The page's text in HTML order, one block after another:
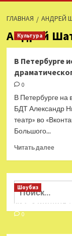
ГЛАВНАЯ АНДРЕЙ
Андрей
Культура
В Петербурге
0
В Петербурге на
БДТ Александр
театр» во
Большого...
Читать далее
В
Найти:
Шоубиз
Мошенники
0